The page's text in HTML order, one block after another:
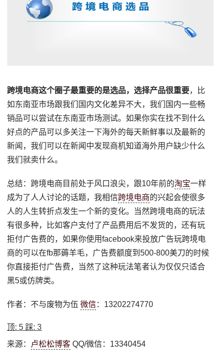
跨境电商这个圈子最重要的是选品，选择产品很重要，比
如东南亚市场跟我们国内文化差异不大，我们国内一些畅
销品可以尝试在东南亚市场测试。如果你实在找不到什么
好点的产品可以多关注一下海外的每天新鲜事以及最新的
新闻，我们可以在新闻中发现商机知道海外用户缺少什么
我们就卖什么。
总结：跨境电商目前处于风口浪尖，跟10年前的淘宝一样
成为了人人讨论的话题，我相信跨境电商的兴起会使很多
人的人生转折点发生一个新的变化。当然跨境电商的玩法
有很多种，比如客户支付了产品费用后不发货的，还有玩
拒付广告费的，如果你使用facebook来投放广告玩跨境电
商的可以在fb那薅羊毛，广告费额度到500-800美刀的时候
你直接拒付广告费，当然了这种玩法笔者认为仅仅只适合
黑5或仿牌类。
作者：不与废物为伍微信：13202274770
顶:5 踩:3
来源： 卢松松博客 QQ/微信：13340454